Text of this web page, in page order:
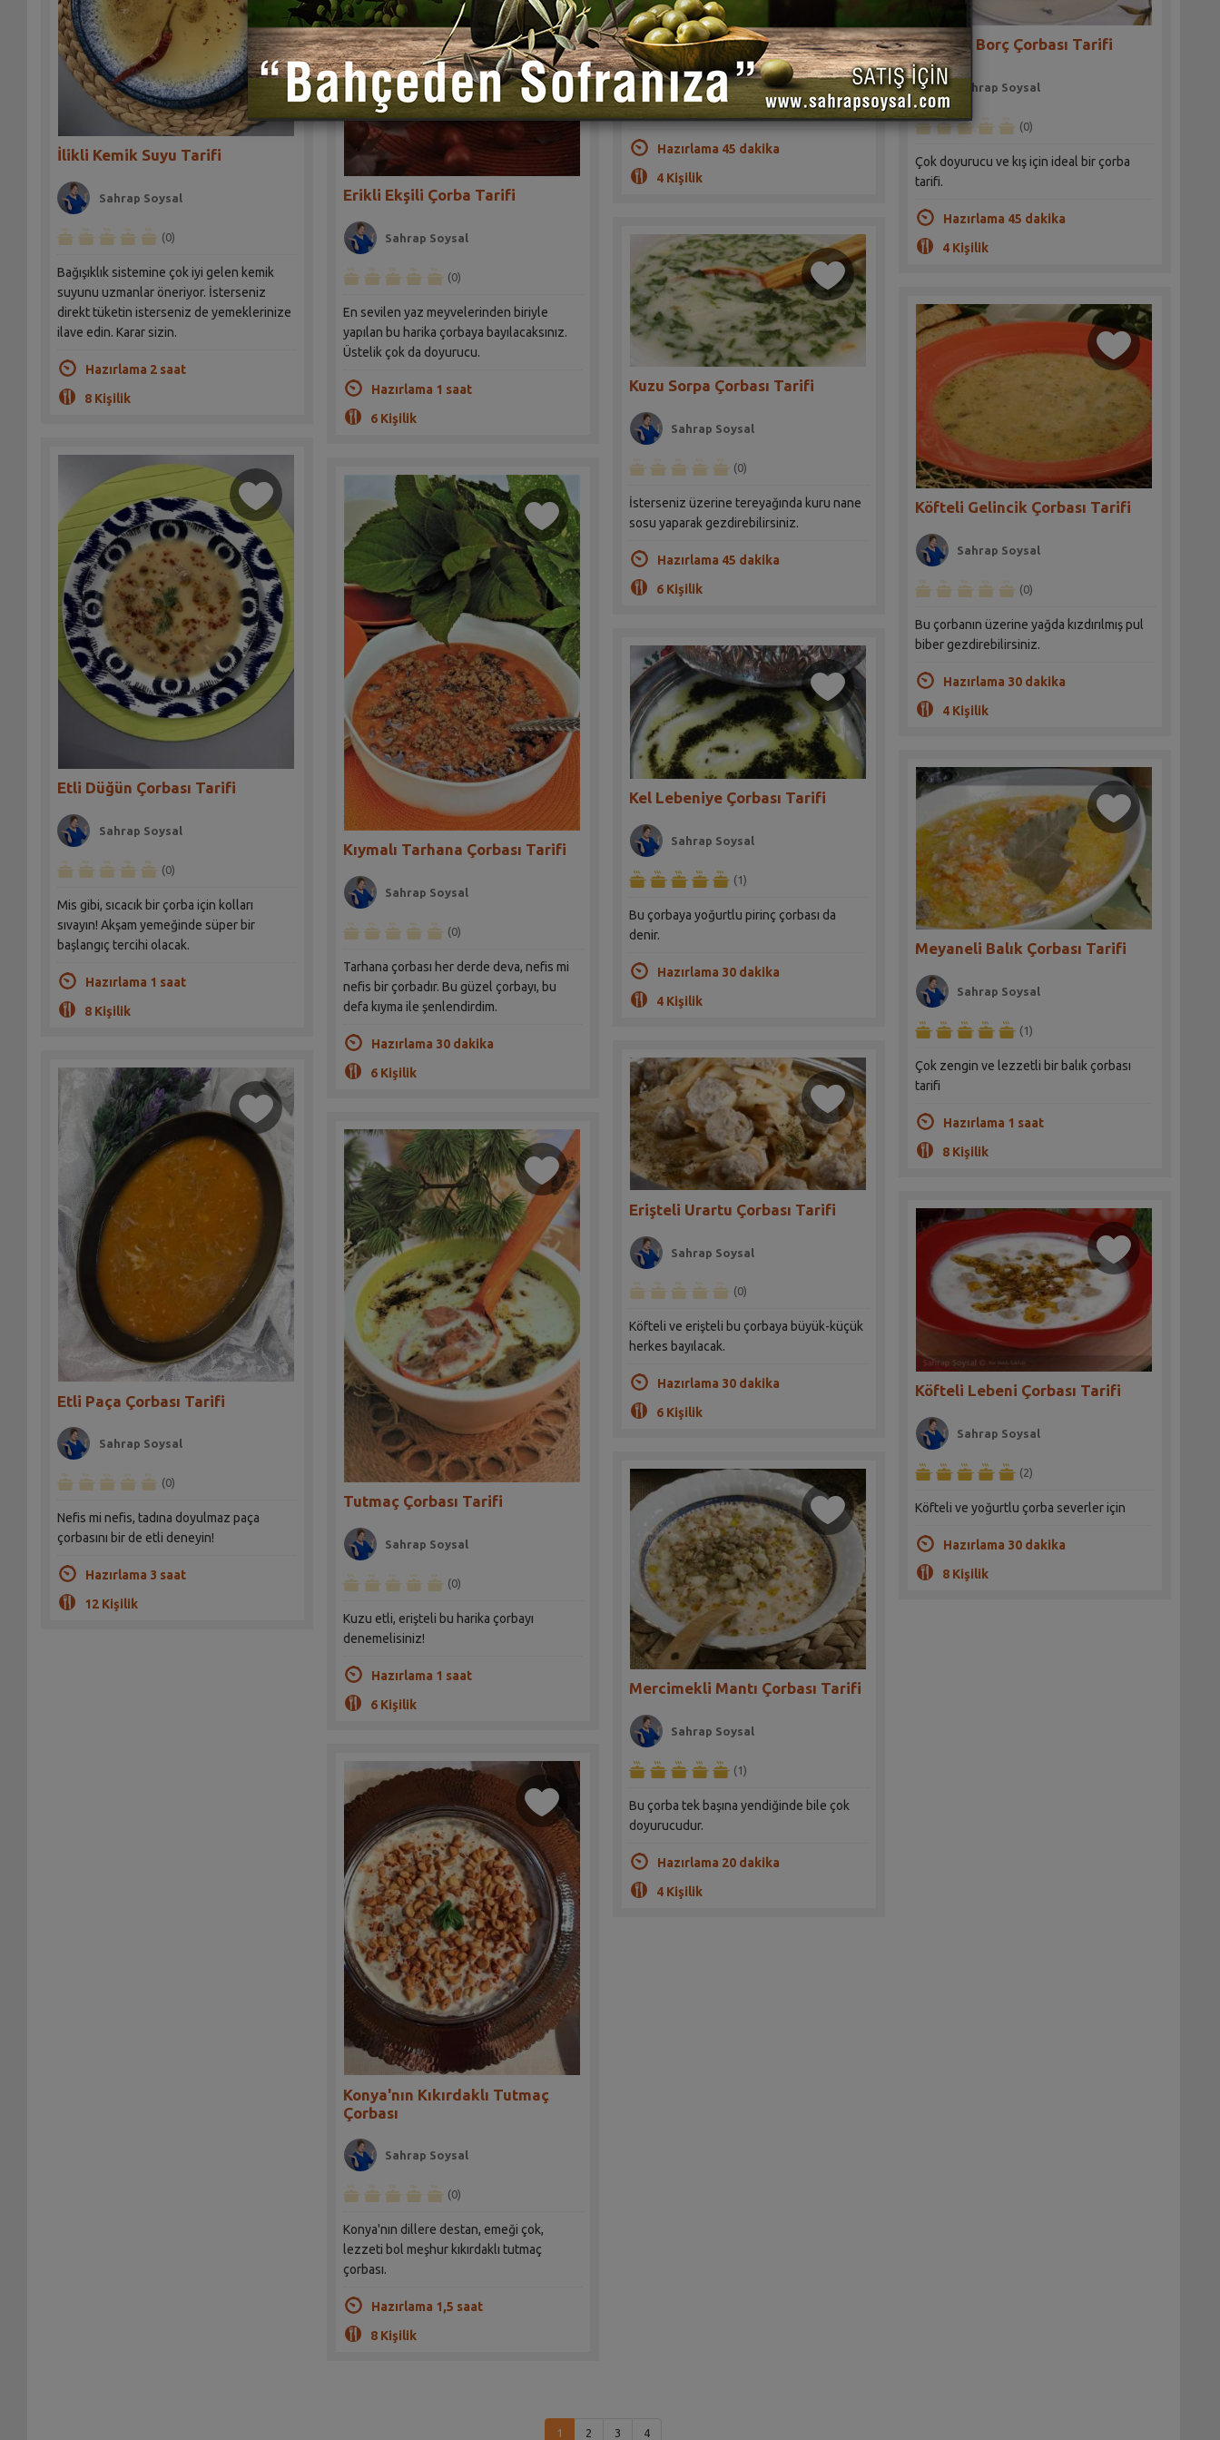
İlikli Kemik Suyu Tarifi
Sahrap Soysal
(0)
Bağışıklık sistemine çok iyi gelen kemik
suyunu uzmanlar öneriyor. İsterseniz
direkt tüketin isterseniz de yemeklerinize
ilave edin. Karar sizin.
Hazırlama 2 saat
8 Kişilik
Etli Düğün Çorbası Tarifi
Sahrap Soysal
(0)
Mis gibi, sıcacık bir çorba için kolları
sıvayın! Akşam yemeğinde süper bir
başlangıç tercihi olacak.
Hazırlama 1 saat
8 Kişilik
Etli Paça Çorbası Tarifi
Sahrap Soysal
(0)
Nefis mi nefis, tadına doyulmaz paça
çorbasını bir de etli deneyin!
Hazırlama 3 saat
12 Kişilik
Erikli Ekşili Çorba Tarifi
Sahrap Soysal
(0)
En sevilen yaz meyvelerinden biriyle
yapılan bu harika çorbaya bayılacaksınız.
Üstelik çok da doyurucu.
Hazırlama 1 saat
6 Kişilik
Kıymalı Tarhana Çorbası Tarifi
Sahrap Soysal
(0)
Tarhana çorbası her derde deva, nefis mi
nefis bir çorbadır. Bu güzel çorbayı, bu
defa kıyma ile şenlendirdim.
Hazırlama 30 dakika
6 Kişilik
Tutmaç Çorbası Tarifi
Sahrap Soysal
(0)
Kuzu etli, erişteli bu harika çorbayı
denemelisiniz!
Hazırlama 1 saat
6 Kişilik
Konya'nın Kıkırdaklı Tutmaç
Çorbası
Sahrap Soysal
(0)
Konya'nın dillere destan, emeği çok,
lezzeti bol meşhur kıkırdaklı tutmaç
çorbası.
Hazırlama 1,5 saat
8 Kişilik
Sahrap Soysal
(1)
Bu çorba hem sıcak hem soğuk olarak
yenebilir.
Hazırlama 45 dakika
4 Kişilik
Kuzu Sorpa Çorbası Tarifi
Sahrap Soysal
(0)
İsterseniz üzerine tereyağında kuru nane
sosu yaparak gezdirebilirsiniz.
Hazırlama 45 dakika
6 Kişilik
Kel Lebeniye Çorbası Tarifi
Sahrap Soysal
(1)
Bu çorbaya yoğurtlu pirinç çorbası da
denir.
Hazırlama 30 dakika
4 Kişilik
Erişteli Urartu Çorbası Tarifi
Sahrap Soysal
(0)
Köfteli ve erişteli bu çorbaya büyük-küçük
herkes bayılacak.
Hazırlama 30 dakika
6 Kişilik
Mercimekli Mantı Çorbası Tarifi
Sahrap Soysal
(1)
Bu çorba tek başına yendiğinde bile çok
doyurucudur.
Hazırlama 20 dakika
4 Kişilik
Kremalı Borç Çorbası Tarifi
Sahrap Soysal
(0)
Çok doyurucu ve kış için ideal bir çorba
tarifi.
Hazırlama 45 dakika
4 Kişilik
Köfteli Gelincik Çorbası Tarifi
Sahrap Soysal
(0)
Bu çorbanın üzerine yağda kızdırılmış pul
biber gezdirebilirsiniz.
Hazırlama 30 dakika
4 Kişilik
Meyaneli Balık Çorbası Tarifi
Sahrap Soysal
(1)
Çok zengin ve lezzetli bir balık çorbası
tarifi
Hazırlama 1 saat
8 Kişilik
Köfteli Lebeni Çorbası Tarifi
Sahrap Soysal
(2)
Köfteli ve yoğurtlu çorba severler için
Hazırlama 30 dakika
8 Kişilik
1 2 3 4